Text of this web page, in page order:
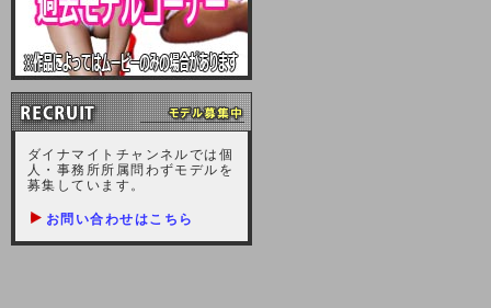
【サーバーメンテナンスのお知ら
せ】
9月10日（土曜日）AM6：00から
AM8：00（予定）サーバーメンテ
ナンスを致します。ご迷惑をおかけ
しますが、宜しくお願い致します。
2021-10-22 (金)
2021/10/7に起きました地震によ
ダイナマイトチャンネルでは個
人・事務所所属問わずモデルを
募集しています。
お問い合わせはこちら